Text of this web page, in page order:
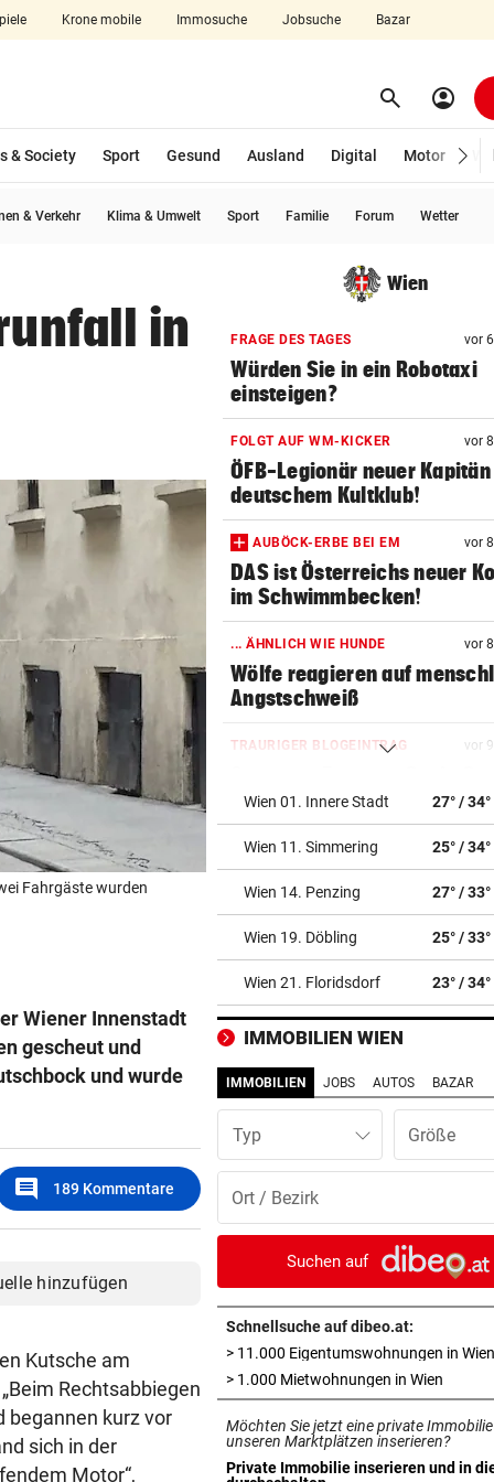
Krone mobile Immosuche Jobsuche Bazar
aufklappen search Suchen
account_circle
& Society Sport Gesund Ausland Digital Motor
& Verkehr Klima & Umwelt Sport Familie Forum Wetter
in
Fahrgäste wurden
Wiener Innenstadt
gescheut und
und wurde
comment 189 Kommentare
hinzufügen
Kutsche am
Rechtsabbiegen
begannen kurz vor
sich in der
Motor“,
Wien
FRAGE DES TAGES vor
Würden Sie in ein Robotaxi
einsteigen?
FOLGT AUF WM-KICKER vor
ÖFB-Legionär neuer
deutschem Kultklub!
AUBÖCK-ERBE BEI EM vor
DAS ist Österreichs neuer
im Schwimmbecken!
... ÄHNLICH WIE HUNDE vor
Wölfe reagieren auf
Angstschweiß
TRAURIGER BLOGEINTRAG vor
R. R. Martin (77)
EINSATZ IN BLUDENZ vor
Schubhäftling gelingt bei
Transport die Flucht
CAUSA SCHEIDER & JOST vor
Überstundenaffäre im
Gericht greift ein
JUGENDKRIMINALITÄT
Bundesländer müssen
nach Wien schicken
Unwetterwarnung für Tirol
VIDEO FILMTE DUO vor 38
Suchten Trafik-Einbrecher
Nachbarlokal heim?
„KRONE“-KOMMENTAR vor 39
Solidarität mit Spanien
ÄGYPTEN-REISEREPORTAGE vor 39
Wo Sie Tutanchamun
Wien 01. Innere Stadt 27° / 34°
Wien 11. Simmering 25° / 34°
Wien 14. Penzing 27° / 33°
Wien 19. Döbling 25° / 33°
Wien 21. Floridsdorf 23° / 34°
IMMOBILIEN WIEN
IMMOBILIEN JOBS AUTOS BAZAR
Typ
Suchen auf
Schnellsuche auf dibeo.at:
> 11.000 Eigentumswohnungen in Wien
> 1.000 Mietwohnungen in Wien
Möchten Sie jetzt eine private
unseren Marktplätzen inserieren?
Private Immobilie inserieren und in